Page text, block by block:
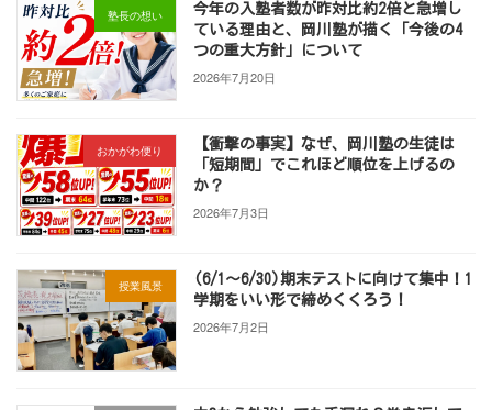
り
塾長の想い
今年の入塾者数が昨対比約2倍と急増し
ている理由と、岡川塾が描く「今後の4
つの重大方針」について
2026年7月20日
おかがわ便り
【衝撃の事実】なぜ、岡川塾の生徒は
「短期間」でこれほど順位を上げるの
か？
2026年7月3日
授業風景
(6/1～6/30)期末テストに向けて集中！1
学期をいい形で締めくくろう！
2026年7月2日